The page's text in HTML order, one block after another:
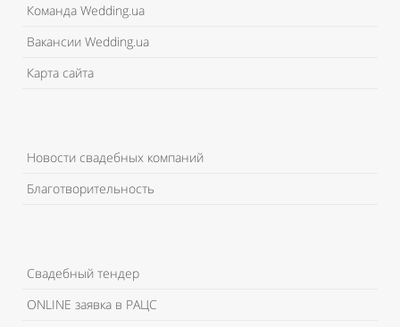
Команда Wedding.ua
Вакансии Wedding.ua
Карта сайта
Новости свадебных компаний
Благотворительность
Свадебный тендер
ONLINE заявка в РАЦС